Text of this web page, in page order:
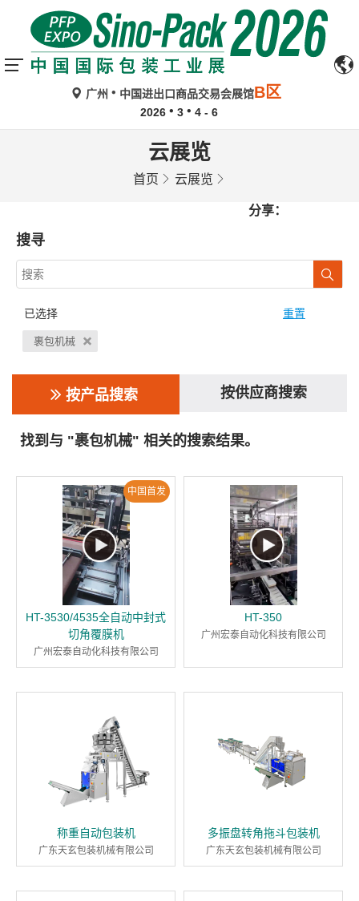
广州 中国进出口商品交易会展馆B区
2026 3 4 - 6
云展览
首页 云展览
分享：
搜寻
已选择 重置
裹包机械
按产品搜索 按供应商搜索
找到与 "裹包机械" 相关的搜索结果。
中国首发
HT-3530/4535全自动中封式
切角覆膜机
广州宏泰自动化科技有限公司
HT-350
广州宏泰自动化科技有限公司
称重自动包装机
广东天玄包装机械有限公司
多振盘转角拖斗包装机
广东天玄包装机械有限公司